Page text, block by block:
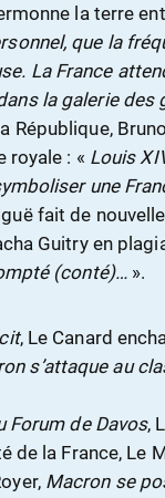
la terre
que la
La France
la galerie des
République,
royale : « Louis
une
fait de
Guitry en
(conté)…».
, Le Canard
s’attaque au
Forum de Davos,
de la France, Le
Macron se